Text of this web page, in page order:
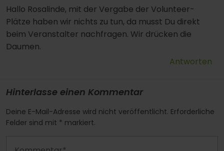
Hallo Rosalinde, mit der Vergabe der Volunteer-
Plätze haben wir nichts zu tun, da musst Du direkt
beim Veranstalter nachfragen. Wir drücken die
Daumen.
Antworten
Hinterlasse einen Kommentar
Deine E-Mail-Adresse wird nicht veröffentlicht. Erforderliche
Felder sind mit * markiert.